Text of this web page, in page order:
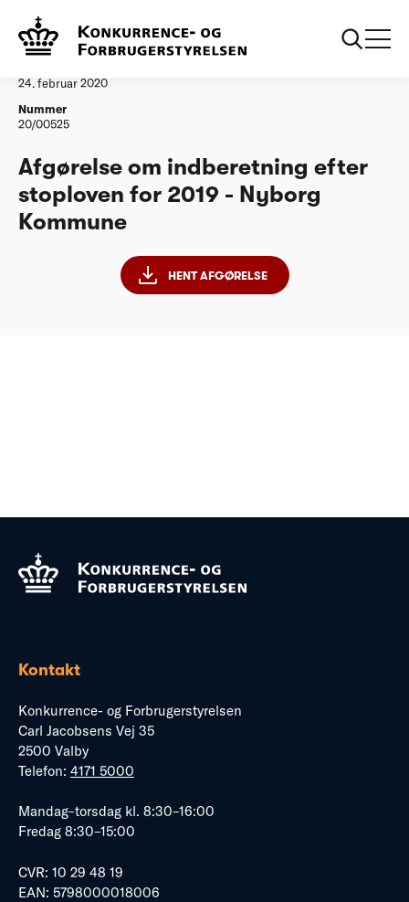
Vandtilsyn
24. februar 2020
Nummer
20/00525
Afgørelse om indberetning efter
stoploven for 2019 - Nyborg
Kommune
HENT AFGØRELSE
Kontakt
Konkurrence- og Forbrugerstyrelsen
Carl Jacobsens Vej 35
2500 Valby
Telefon: 4171 5000
Mandag–torsdag kl. 8:30–16:00
Fredag 8:30–15:00
CVR: 10 29 48 19
EAN: 5798000018006